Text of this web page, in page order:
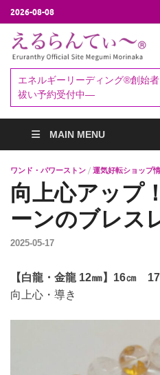
2026-08-08
エネルギーリーディング®創始
祓い予約受付中―
MAIN MENU
ワンド・パワーストン / 運気好転ショップ
向上心アップ
ーンのブレス
2025-05-17
【白龍・金龍 12㎜】16㎝
向上心・導き